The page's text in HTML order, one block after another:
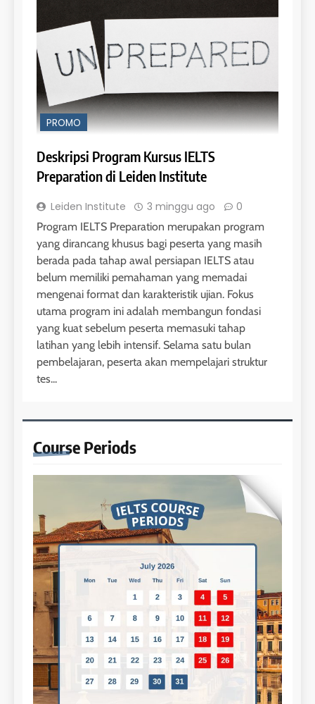
PROMO
Deskripsi Program Kursus IELTS
Preparation di Leiden Institute
Leiden Institute 3 minggu ago 0
Program IELTS Preparation merupakan program
yang dirancang khusus bagi peserta yang masih
berada pada tahap awal persiapan IELTS atau
belum memiliki pemahaman yang memadai
mengenai format dan karakteristik ujian. Fokus
utama program ini adalah membangun fondasi
yang kuat sebelum peserta memasuki tahap
latihan yang lebih intensif. Selama satu bulan
pembelajaran, peserta akan mempelajari struktur
tes...
Course Periods